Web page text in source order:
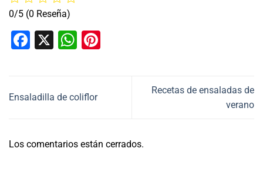
0/5 (0 Reseña)
Facebook
X WhatsApp
Ensaladilla de coliflor
Recetas de ensaladas de
verano
Los comentarios están cerrados.